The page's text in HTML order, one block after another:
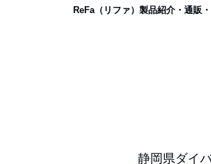
ReFa（リファ）製品紹介・通販
静岡県ダイ